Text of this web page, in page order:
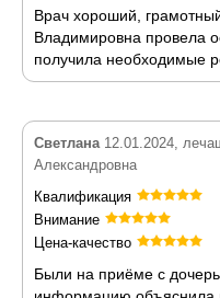
Врач хороший,
Владимировна провела
получила необходимые
Светлана12.01.2024,
Александровна
Квалификация
Внимание
Цена-качество
Были на приёме с